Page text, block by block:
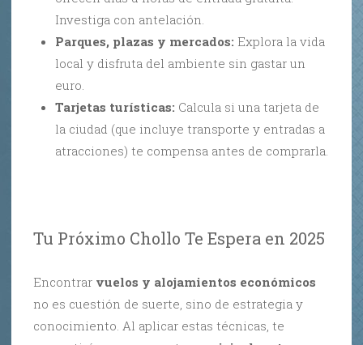
Investiga con antelación.
Parques, plazas y mercados: Explora la vida
local y disfruta del ambiente sin gastar un
euro.
Tarjetas turísticas: Calcula si una tarjeta de
la ciudad (que incluye transporte y entradas a
atracciones) te compensa antes de comprarla.
Tu Próximo Chollo Te Espera en 2025
Encontrar vuelos y alojamientos económicos
no es cuestión de suerte, sino de estrategia y
conocimiento. Al aplicar estas técnicas, te